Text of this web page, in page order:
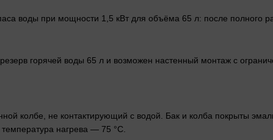
воды при мощности 1,5 кВт для объёма 65 л: после полного
горячей воды 65 л и возможен настенный монтаж с
колбе, не контактирующий с водой. Бак и колба покрыты
нагрева — 75 °C.